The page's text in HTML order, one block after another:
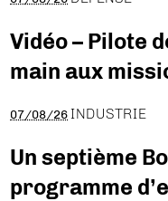
Vidéo – Pilote
main aux
07/08/26 INDUSTRIE
Un septième
programme